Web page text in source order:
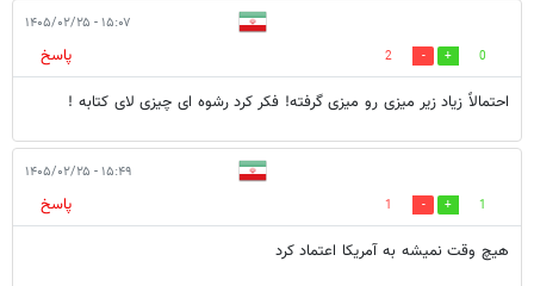
۱۵:۰۷ - ۱۴۰۵/۰۲/۲۵
0
2
پاسخ
احتمالاً زیاد زیر میزی رو میزی گرفته! فکر کرد رشوه ای چیزی لای کتابه !
۱۵:۴۹ - ۱۴۰۵/۰۲/۲۵
1
1
پاسخ
هیچ وقت نمیشه به آمریکا اعتماد کرد